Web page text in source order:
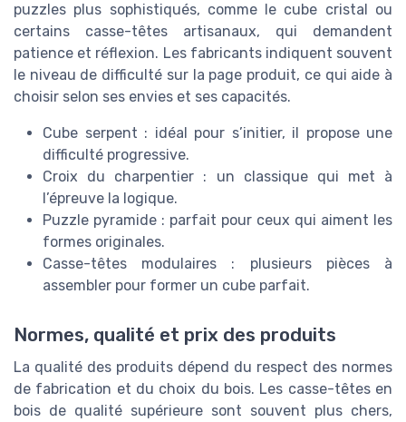
puzzles plus sophistiqués, comme le cube cristal ou
certains casse-têtes artisanaux, qui demandent
patience et réflexion. Les fabricants indiquent souvent
le niveau de difficulté sur la page produit, ce qui aide à
choisir selon ses envies et ses capacités.
Cube serpent : idéal pour s’initier, il propose une
difficulté progressive.
Croix du charpentier : un classique qui met à
l’épreuve la logique.
Puzzle pyramide : parfait pour ceux qui aiment les
formes originales.
Casse-têtes modulaires : plusieurs pièces à
assembler pour former un cube parfait.
Normes, qualité et prix des produits
La qualité des produits dépend du respect des normes
de fabrication et du choix du bois. Les casse-têtes en
bois de qualité supérieure sont souvent plus chers,